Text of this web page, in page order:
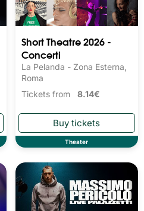
Short Theatre 2026 -
Concerti
La Pelanda - Zona Esterna,
Roma
Tickets from 8.14€
Theater